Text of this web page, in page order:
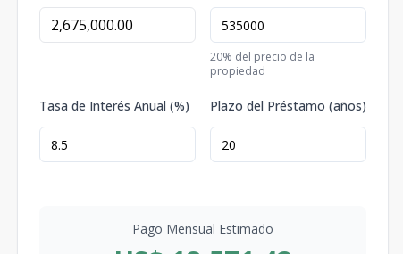
20% del precio de la
propiedad
Tasa de Interés Anual (%) Plazo del Préstamo (años)
Pago Mensual Estimado